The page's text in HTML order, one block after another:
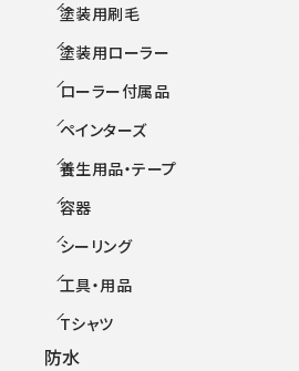
塗装用刷毛
塗装用ローラー
ローラー付属品
ペインターズ
養生用品・テープ
容器
シーリング
工具・用品
Tシャツ
防水